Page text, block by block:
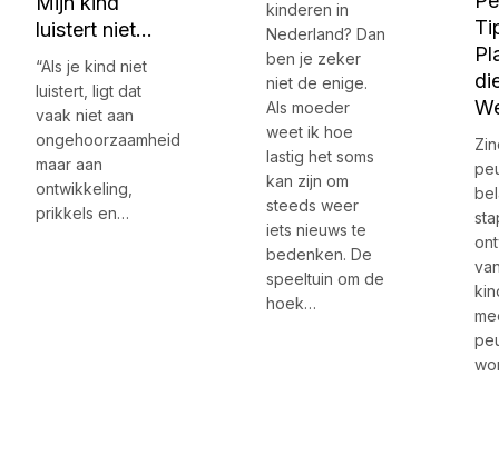
luistert niet…
“Als je kind niet
luistert, ligt dat
vaak niet aan
ongehoorzaamheid
maar aan
ontwikkeling,
prikkels en…
kinderen in
Nederland? Dan
ben je zeker
niet de enige.
Als moeder
weet ik hoe
lastig het soms
kan zijn om
steeds weer
iets nieuws te
bedenken. De
speeltuin om de
hoek…